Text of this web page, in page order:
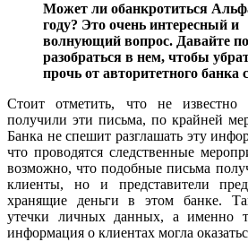
Может ли обанкротиться
году? Это очень интересный и
волнующий вопрос. Давайте
разобраться в нем, чтобы
прочь от авторитетного банка
Стоит отметить, что не известно
получили эти письма, по крайней
Банка не спешит разглашать эту
что проводятся следственные
возможно, что подобные письма
клиенты, но и представители
хранящие деньги в этом банке.
утечки личных данных, а именно
информация о клиентах могла